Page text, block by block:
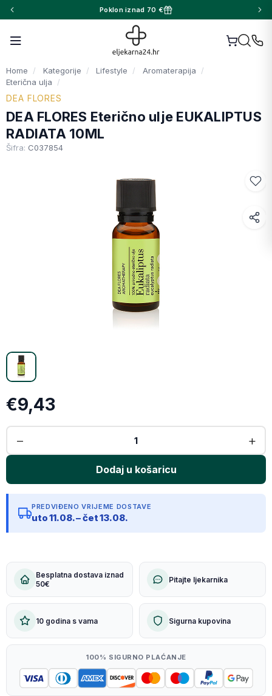
Poklon iznad 70 €
Home Kategorije Lifestyle
Aromaterapija
Eterična ulja
DEA FLORES
DEA FLORES Eterično ulje EUKALIPTUS
RADIATA 10ML
Šifra: C037854
Facebook
WhatsApp
X (Twitter)
Email
€9,43
PREDVIĐENO VRIJEME DOSTAVE
uto 11.08. – čet 13.08.
Besplatna dostava iznad
50€
Pitajte ljekarnika
10 godina s vama Sigurna kupovina
100% SIGURNO PLAĆANJE